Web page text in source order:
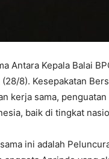
Antara Kepala Balai
8). Kesepakatan
kerja sama,
baik di tingkat
ini adalah